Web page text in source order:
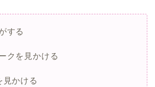
する
クを見かける
見かける